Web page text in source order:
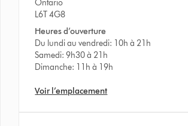
Ontario
L6T 4G8
Heures d’ouverture
Du lundi au vendredi: 10h à 21h
Samedi: 9h30 à 21h
Dimanche: 11h à 19h
Voir l’emplacement